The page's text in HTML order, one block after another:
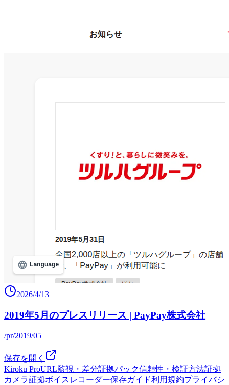
2026/4/13
2019年5月のプレスリリース | PayPay株式会社
/pr/2019/05
保存を開く
Kiroku ProURL監視・差分証拠パック信頼性・検証方法証拠
カメラ証拠ボイスレコーダー保存ガイド利用規約プライバシ